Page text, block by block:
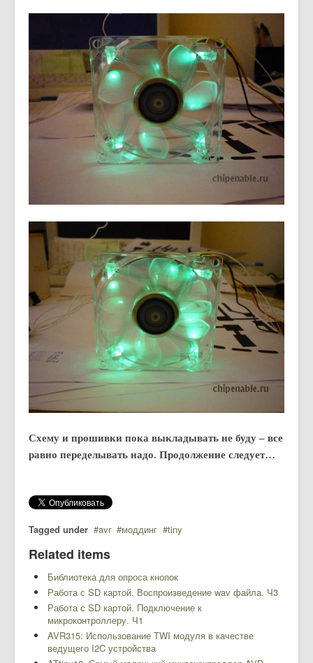
Схему и прошивки пока выкладывать не буду – все
равно переделывать надо. Продолжение следует…
Tagged under avr моддинг tiny
Related items
Библиотека для опроса кнопок
Работа с SD картой. Воспроизведение wav файла. Ч3
Работа с SD картой. Подключение к
микроконтроллеру. Ч1
AVR315: Использование TWI модуля в качестве
ведущего I2C устройства